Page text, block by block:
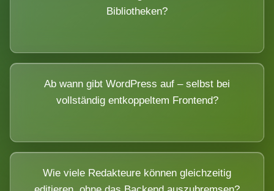
Bibliotheken?
Ab wann gibt WordPress auf – selbst bei
vollständig entkoppeltem Frontend?
Wie viele Redakteure können gleichzeitig